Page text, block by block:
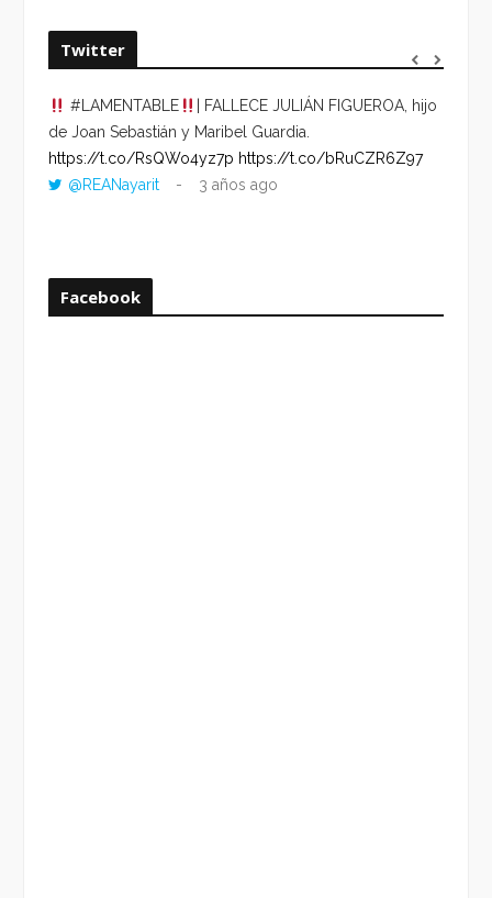
Twitter
#LAMENTABLE
| FALLECE JULIÁN FIGUEROA, hijo
de Joan Sebastián y Maribel Guardia.
https://t.co/RsQWo4yz7p https://t.co/bRuCZR6Z97
@REANayarit
3 años ago
Facebook